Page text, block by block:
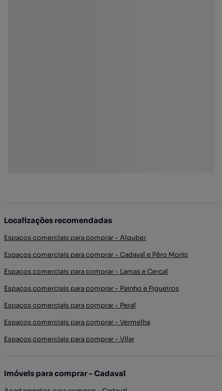
Localizações recomendadas
Espaços comerciais para comprar - Alguber
Espaços comerciais para comprar - Cadaval e Pêro Moniz
Espaços comerciais para comprar - Lamas e Cercal
Espaços comerciais para comprar - Painho e Figueiros
Espaços comerciais para comprar - Peral
Espaços comerciais para comprar - Vermelha
Espaços comerciais para comprar - Vilar
Imóveis para comprar - Cadaval